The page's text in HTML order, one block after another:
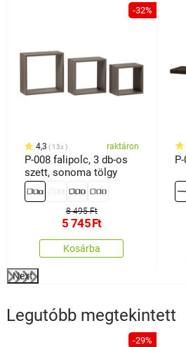
-32%
4,3 13x raktáron
P-008 falipolc, 3 db-os
szett, sonoma tölgy
8 495 Ft
5 745Ft
Kosárba
Next
Legutóbb megtekintett
-29%